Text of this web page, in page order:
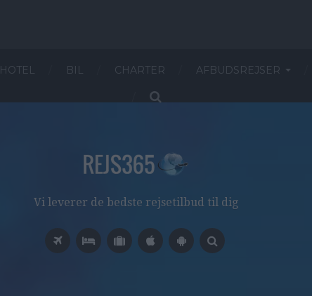
HOTEL BIL CHARTER AFBUDSREJSER
Vi leverer de bedste rejsetilbud til dig